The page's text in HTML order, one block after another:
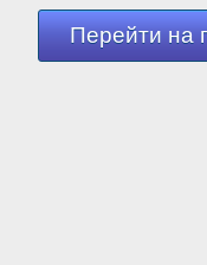
Перейти на